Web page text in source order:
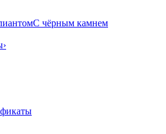
С чёрным камнем
›